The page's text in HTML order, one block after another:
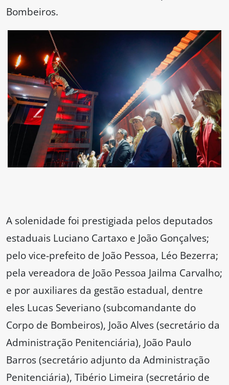
Bombeiros.
A solenidade foi prestigiada pelos deputados
estaduais Luciano Cartaxo e João Gonçalves;
pelo vice-prefeito de João Pessoa, Léo Bezerra;
pela vereadora de João Pessoa Jailma Carvalho;
e por auxiliares da gestão estadual, dentre
eles Lucas Severiano (subcomandante do
Corpo de Bombeiros), João Alves (secretário da
Administração Penitenciária), João Paulo
Barros (secretário adjunto da Administração
Penitenciária), Tibério Limeira (secretário de